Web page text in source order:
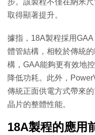
步。該製程不僅在納米
取得顯著提升。
據指，18A製程採用
體管結構，相較於傳統
構，GAA能夠更有效地
降低功耗。此外，
傳統正面供電方式帶來
晶片的整體性能。
18A製程的應用